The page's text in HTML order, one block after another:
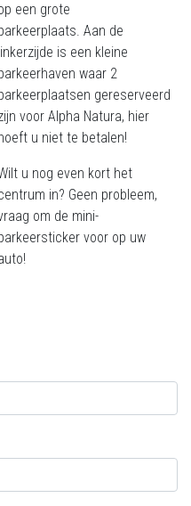
een grote
Aan de
linkerzijde is een kleine
waar 2
gereserveerd
voor Alpha Natura, hier
u niet te betalen!
u nog even kort het
in? Geen probleem,
om de mini-
voor op uw